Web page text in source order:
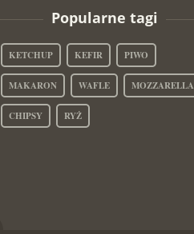
Popularne tagi
KETCHUP KEFIR PIWO
MAKARON WAFLE MOZZARELLA
CHIPSY RYŻ